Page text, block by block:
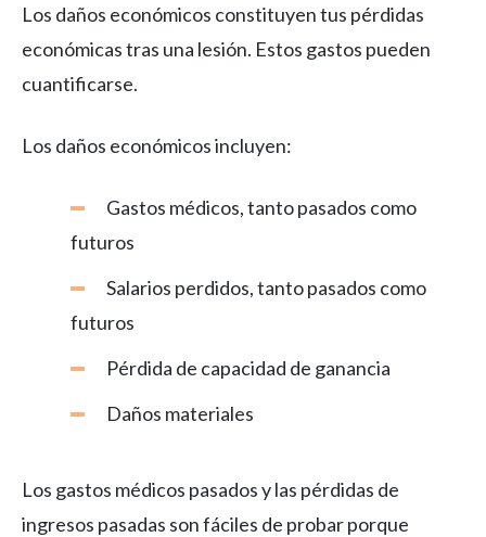
Los daños económicos constituyen tus pérdidas
económicas tras una lesión. Estos gastos pueden
cuantificarse.
Los daños económicos incluyen:
Gastos médicos, tanto pasados como
futuros
Salarios perdidos, tanto pasados como
futuros
Pérdida de capacidad de ganancia
Daños materiales
Los gastos médicos pasados y las pérdidas de
ingresos pasadas son fáciles de probar porque